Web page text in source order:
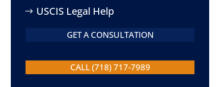
USCIS Legal Help
GET A CONSULTATION
CALL (718) 717-7989